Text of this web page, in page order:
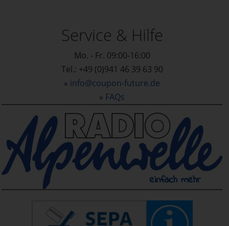
Service & Hilfe
Mo. - Fr. 09:00-16:00
Tel.: +49 (0)941 46 39 63 90
» info@coupon-future.de
» FAQs